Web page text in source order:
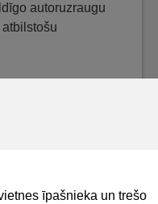
īpašnieka un trešo
autoruzraugu
politika